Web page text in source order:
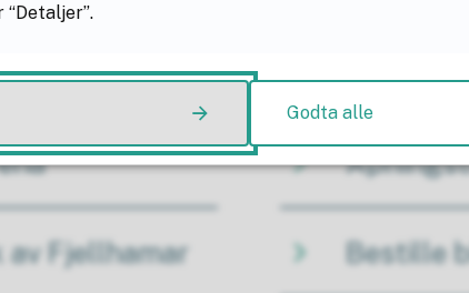
Ofte
Fjellhamar
Bestille
Godta alle